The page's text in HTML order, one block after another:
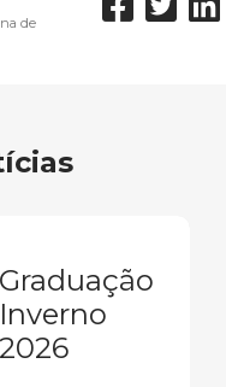
de
Graduação
Inverno
2026